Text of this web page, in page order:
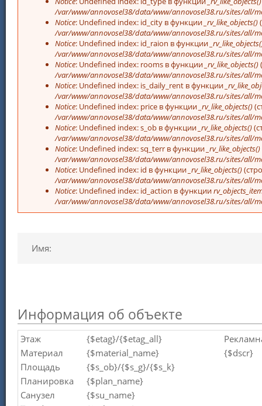
/var/www/annovosel38/data/www/annovosel38.ru/sites/all/
Notice: Undefined index: id_city в функции _rv_like_objects()
/var/www/annovosel38/data/www/annovosel38.ru/sites/all/
Notice: Undefined index: id_raion в функции
/var/www/annovosel38/data/www/annovosel38.ru/sites/all/
Notice: Undefined index: rooms в функции _rv_like_objects()
/var/www/annovosel38/data/www/annovosel38.ru/sites/all/
Notice: Undefined index: is_daily_rent в функции
/var/www/annovosel38/data/www/annovosel38.ru/sites/all/
Notice: Undefined index: price в функции _rv_like_objects()
/var/www/annovosel38/data/www/annovosel38.ru/sites/all/
Notice: Undefined index: s_ob в функции _rv_like_objects()
/var/www/annovosel38/data/www/annovosel38.ru/sites/all/
Notice: Undefined index: sq_terr в функции _rv_like_objects()
/var/www/annovosel38/data/www/annovosel38.ru/sites/all/
Notice: Undefined index: id в функции _rv_like_objects()
/var/www/annovosel38/data/www/annovosel38.ru/sites/all/
Notice: Undefined index: id_action в функции
/var/www/annovosel38/data/www/annovosel38.ru/sites/all/
Имя:
Информация об объекте
Этаж
{$etag}/{$etag_all}
Материал
{$material_name}
Площадь
{$s_ob}/{$s_g}/{$s_k}
Планировка
{$plan_name}
Санузел
{$su_name}
{$dscr}